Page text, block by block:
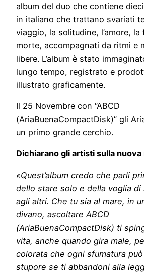
album del duo che contiene
in italiano che trattano svariati
viaggio, la solitudine, l’amore, la
morte, accompagnati da ritmi e
libere. L’album è stato
lungo tempo, registrato e
illustrato graficamente.
Il 25 Novembre con “ABCD
(AriaBuenaCompactDisk)” gli
un primo grande cerchio.
Dichiarano gli artisti sulla nuova
«Quest’album credo che parli
dello stare solo e della voglia di
agli altri. Che tu sia al mare, in
divano, ascoltare ABCD
(AriaBuenaCompactDisk) ti
vita, anche quando gira male,
colorata che ogni sfumatura
stupore se ti abbandoni alla